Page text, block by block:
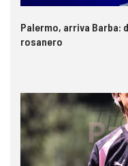
Palermo, arriva Barba:
rosanero